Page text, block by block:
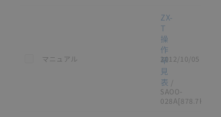
この資料を選択
マニュアル
ZX-
T
操
作
早
見
表 /
SAOO-
028A[878.7KB]
2012/10/05